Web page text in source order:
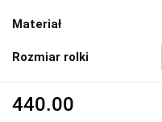
Materiał
Rozmiar rolki
440.00